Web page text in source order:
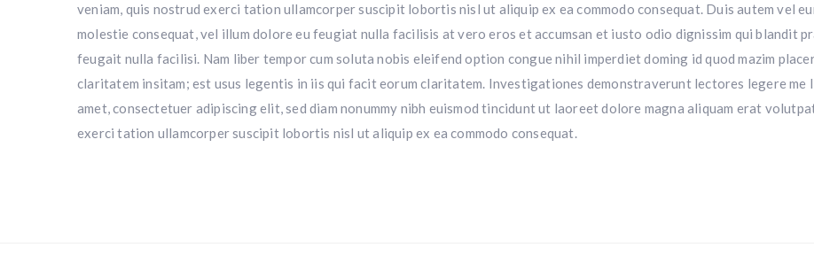
veniam, quis nostrud exerci tation ullamcorper suscipit lobortis nisl ut aliquip ex ea commodo consequat. Duis autem vel
molestie consequat, vel illum dolore eu feugiat nulla facilisis at vero eros et accumsan et iusto odio dignissim qui blandit
feugait nulla facilisi. Nam liber tempor cum soluta nobis eleifend option congue nihil imperdiet doming id quod mazim
claritatem insitam; est usus legentis in iis qui facit eorum claritatem. Investigationes demonstraverunt lectores legere me
amet, consectetuer adipiscing elit, sed diam nonummy nibh euismod tincidunt ut laoreet dolore magna aliquam erat
exerci tation ullamcorper suscipit lobortis nisl ut aliquip ex ea commodo consequat.